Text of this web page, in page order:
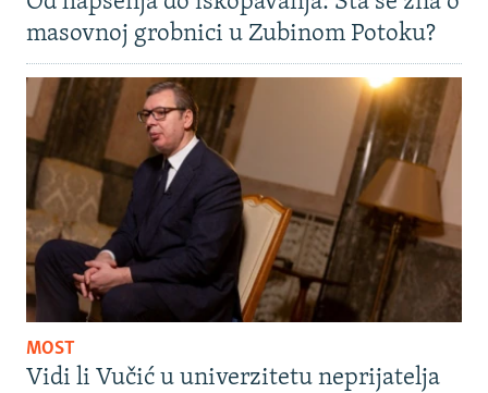
masovnoj grobnici u Zubinom Potoku?
MOST
Vidi li Vučić u univerzitetu neprijatelja